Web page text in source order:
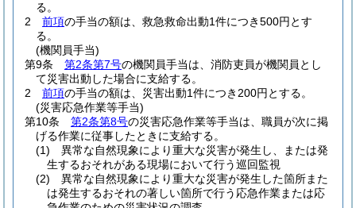
る。
2
前項の手当の額は、救急救命出動1件につき500円とす
る。
(機関員手当)
第9条
第2条第7号の機関員手当は、消防吏員が機関員とし
て災害出動した場合に支給する。
2
前項の手当の額は、災害出動1件につき200円とする。
(災害応急作業等手当)
第10条
第2条第8号の災害応急作業等手当は、職員が次に掲
げる作業に従事したときに支給する。
(1)
異常な自然現象により重大な災害が発生し、または発
生するおそれがある現場において行う巡回監視
(2)
異常な自然現象により重大な災害が発生した箇所また
は発生するおそれの著しい箇所で行う応急作業または応